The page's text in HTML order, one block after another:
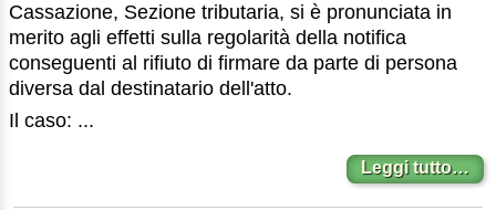
Cassazione, Sezione tributaria, si è pronunciata in
merito agli effetti sulla regolarità della notifica
conseguenti al rifiuto di firmare da parte di persona
diversa dal destinatario dell'atto.
Il caso: ...
Leggi tutto…